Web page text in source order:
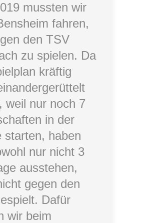
mussten wir
fahren,
den TSV
zu spielen. Da
kräftig
weil nur noch 7
in der
starten, haben
nur nicht 3
ausstehen,
gegen den
Dafür
wir beim